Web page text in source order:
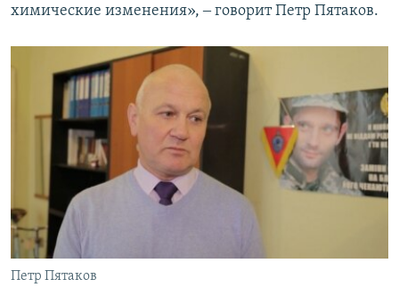
химические изменения», ‒ говорит Петр Пятаков.
Петр Пятаков